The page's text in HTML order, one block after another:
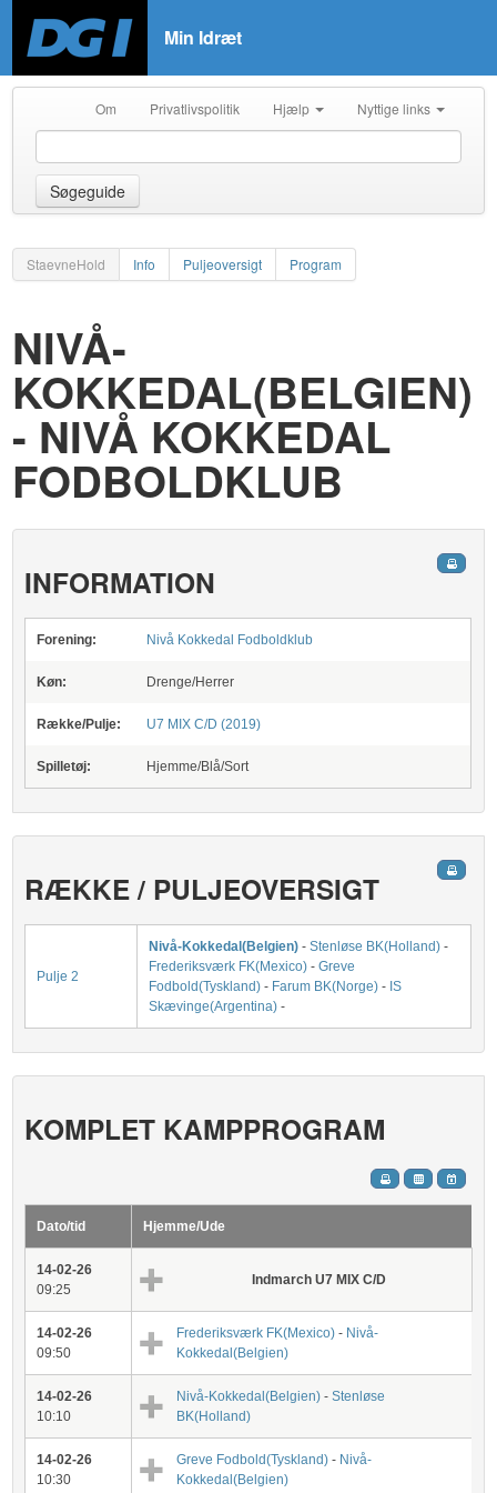
Min Idræt
Om Privatlivspolitik Hjælp Nyttige links
Søgeguide
StaevneHold Info Puljeoversigt Program
NIVÅ-
KOKKEDAL(BELGIEN)
- NIVÅ KOKKEDAL
FODBOLDKLUB
INFORMATION
Forening: Nivå Kokkedal Fodboldklub
Køn: Drenge/Herrer
Række/Pulje: U7 MIX C/D (2019)
Spilletøj: Hjemme/Blå/Sort
RÆKKE / PULJEOVERSIGT
Pulje 2
Nivå-Kokkedal(Belgien) -Stenløse BK(Holland) -
Frederiksværk FK(Mexico) -Greve
Fodbold(Tyskland) - Farum BK(Norge) - IS
Skævinge(Argentina) -
KOMPLET KAMPPROGRAM
Dato/tid Hjemme/Ude
14-02-26
09:25
Indmarch U7 MIX C/D
14-02-26
09:50
Frederiksværk FK(Mexico) - Nivå-
Kokkedal(Belgien)
14-02-26
10:10
Nivå-Kokkedal(Belgien) -Stenløse
BK(Holland)
14-02-26
10:30
Greve Fodbold(Tyskland) - Nivå-
Kokkedal(Belgien)